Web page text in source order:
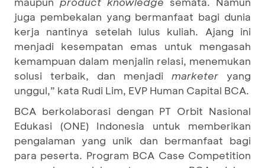
juga pembekalan yang bermanfaat bagi dunia
kerja nantinya setelah lulus kuliah. Ajang ini
menjadi kesempatan emas untuk mengasah
kemampuan dalam menjalin relasi, menemukan
solusi terbaik, dan menjadi marketer yang
unggul,” kata Rudi Lim, EVP Human Capital BCA.
BCA berkolaborasi dengan PT Orbit Nasional
Edukasi (ONE) Indonesia untuk memberikan
pengalaman yang unik dan bermanfaat bagi
para peserta. Program BCA Case Competition